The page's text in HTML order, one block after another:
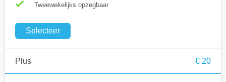
Tweewekelijks opzegbaar
Selecteer
Plus € 20